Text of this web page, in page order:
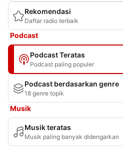
Rekomendasi
Daftar radio terbaik
Podcast
Podcast Teratas
Podcast paling populer
Podcast berdasarkan genre
18 genre topik
Musik
Musik teratas
Musik paling banyak didengarkan